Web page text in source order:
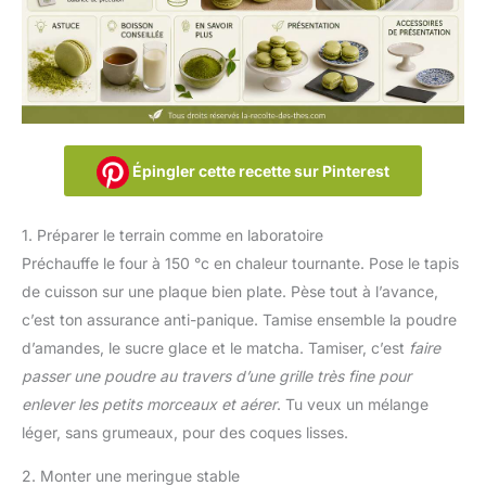
Épingler cette recette sur Pinterest
1. Préparer le terrain comme en laboratoire
Préchauffe le four à 150 °c en chaleur tournante. Pose le tapis
de cuisson sur une plaque bien plate. Pèse tout à l’avance,
c’est ton assurance anti-panique. Tamise ensemble la poudre
d’amandes, le sucre glace et le matcha. Tamiser, c’est faire
passer une poudre au travers d’une grille très fine pour
enlever les petits morceaux et aérer. Tu veux un mélange
léger, sans grumeaux, pour des coques lisses.
2. Monter une meringue stable